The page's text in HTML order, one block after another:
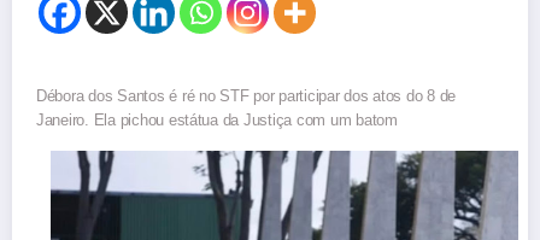
Débora dos Santos é ré no STF por participar dos atos do 8 de
Janeiro. Ela pichou estátua da Justiça com um batom